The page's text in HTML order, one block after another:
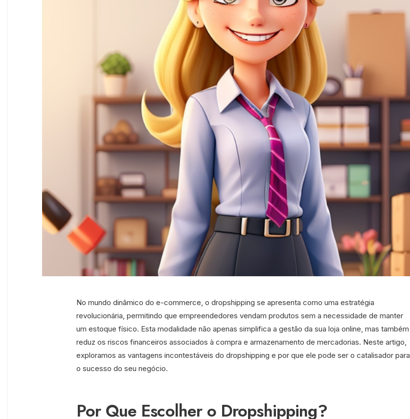
No mundo dinâmico do e-commerce, o dropshipping se apresenta como uma estratégia
revolucionária, permitindo que empreendedores vendam produtos sem a necessidade de manter
um estoque físico. Esta modalidade não apenas simplifica a gestão da sua loja online, mas também
reduz os riscos financeiros associados à compra e armazenamento de mercadorias. Neste artigo,
exploramos as vantagens incontestáveis do dropshipping e por que ele pode ser o catalisador para
o sucesso do seu negócio.
Por Que Escolher o Dropshipping?